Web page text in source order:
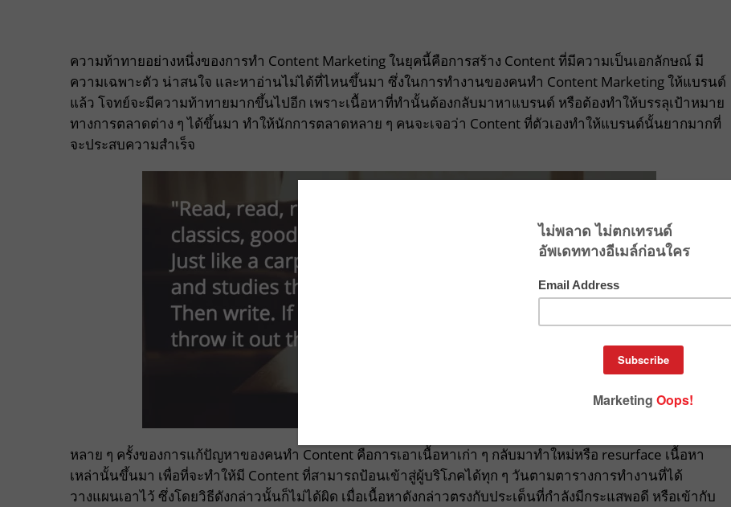
ความท้าทายอย่างหนึ่งของการทำ Content Marketing ในยุคนี้คือการสร้าง Content ที่มีความเป็นเอกลักษณ์ มี
ความเฉพาะตัว น่าสนใจ และหาอ่านไม่ได้ที่ไหนขึ้นมา ซึ่งในการทำงานของคนทำ Content Marketing ให้แบรนด์
แล้ว โจทย์จะมีความท้าทายมากขึ้นไปอีก เพราะเนื้อหาที่ทำนั้นต้องกลับมาหาแบรนด์ หรือต้องทำให้บรรลุเป้าหมาย
ทางการตลาดต่าง ๆ ได้ขึ้นมา ทำให้นักการตลาดหลาย ๆ คนจะเจอว่า Content ที่ตัวเองทำให้แบรนด์นั้นยากมากที่
จะประสบความสำเร็จ
หลาย ๆ ครั้งของการแก้ปัญหาของคนทำ Content คือการเอาเนื้อหาเก่า ๆ กลับมาทำใหม่หรือ resurface เนื้อหา
เหล่านั้นขึ้นมา เพื่อที่จะทำให้มี Content ที่สามารถป้อนเข้าสู่ผู้บริโภคได้ทุก ๆ วันตามตารางการทำงานที่ได้
วางแผนเอาไว้ ซึ่งโดยวิธีดังกล่าวนั้นก็ไม่ได้ผิด เมื่อเนื้อหาดังกล่าวตรงกับประเด็นที่กำลังมีกระแสพอดี หรือเข้ากับ